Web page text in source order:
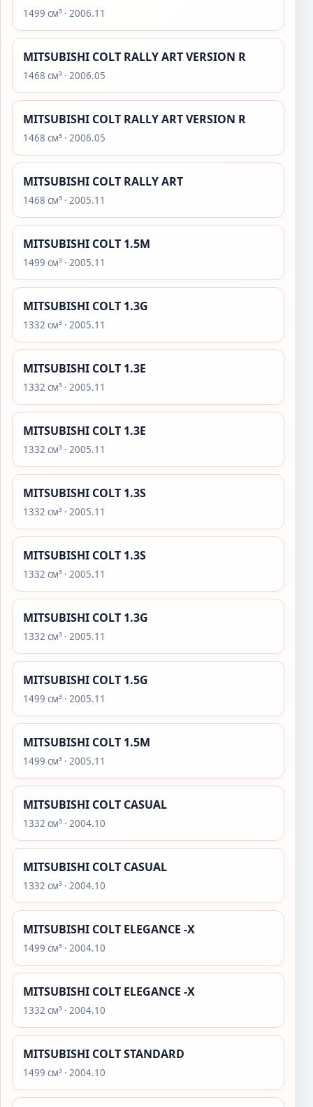
1499 см³ · 2006.11
MITSUBISHI COLT RALLY ART VERSION R
1468 см³ · 2006.05
MITSUBISHI COLT RALLY ART VERSION R
1468 см³ · 2006.05
MITSUBISHI COLT RALLY ART
1468 см³ · 2005.11
MITSUBISHI COLT 1.5M
1499 см³ · 2005.11
MITSUBISHI COLT 1.3G
1332 см³ · 2005.11
MITSUBISHI COLT 1.3E
1332 см³ · 2005.11
MITSUBISHI COLT 1.3E
1332 см³ · 2005.11
MITSUBISHI COLT 1.3S
1332 см³ · 2005.11
MITSUBISHI COLT 1.3S
1332 см³ · 2005.11
MITSUBISHI COLT 1.3G
1332 см³ · 2005.11
MITSUBISHI COLT 1.5G
1499 см³ · 2005.11
MITSUBISHI COLT 1.5M
1499 см³ · 2005.11
MITSUBISHI COLT CASUAL
1332 см³ · 2004.10
MITSUBISHI COLT CASUAL
1332 см³ · 2004.10
MITSUBISHI COLT ELEGANCE -X
1499 см³ · 2004.10
MITSUBISHI COLT ELEGANCE -X
1332 см³ · 2004.10
MITSUBISHI COLT STANDARD
1499 см³ · 2004.10